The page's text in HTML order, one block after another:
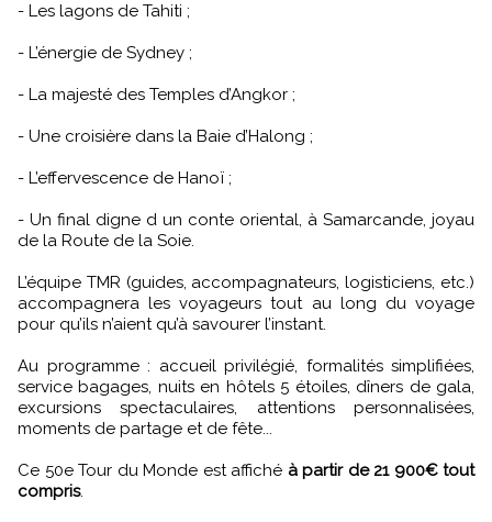
- Les lagons de Tahiti ;
- L’énergie de Sydney ;
- La majesté des Temples d’Angkor ;
- Une croisière dans la Baie d’Halong ;
- L’effervescence de Hanoï ;
- Un final digne d un conte oriental, à Samarcande, joyau
de la Route de la Soie.
L’équipe TMR (guides, accompagnateurs, logisticiens, etc.)
accompagnera les voyageurs tout au long du voyage
pour qu’ils n’aient qu’à savourer l’instant.
Au programme : accueil privilégié, formalités simplifiées,
service bagages, nuits en hôtels 5 étoiles, dîners de gala,
excursions spectaculaires, attentions personnalisées,
moments de partage et de fête...
Ce 50e Tour du Monde est affiché à partir de 21 900€ tout
compris.